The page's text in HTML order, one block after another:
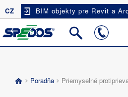
CZ BIM objekty pre Revit a
Poradňa Priemyselné